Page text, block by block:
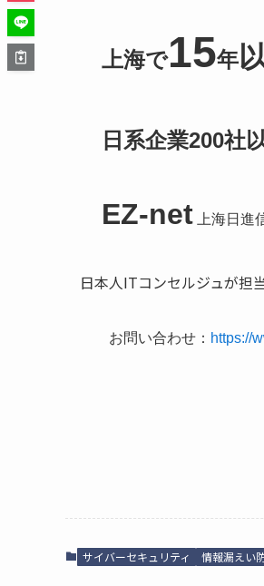
上海で15年
日系企業200社
EZ-net 上海日進
日本人ITコンセルジュが担
お問い合わせ： https://
サイバーセキュリティ 情報漏えい